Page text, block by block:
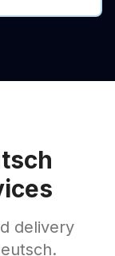
delivery